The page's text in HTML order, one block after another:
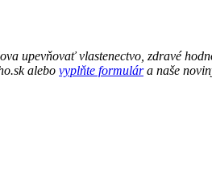
upevňovať vlastenectvo, zdravé
alebo vyplňte formulára naše